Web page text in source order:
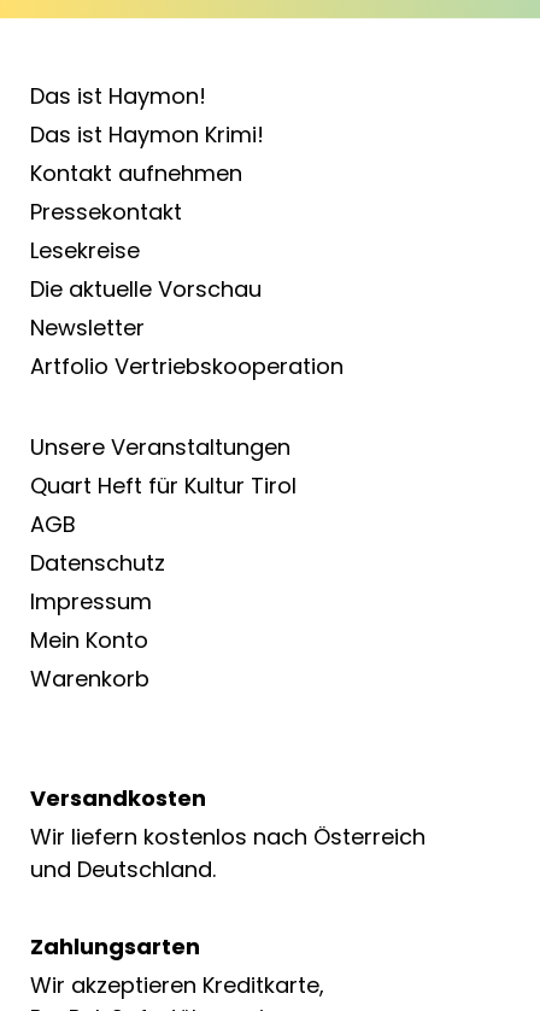
Das ist Haymon!
Das ist Haymon Krimi!
Kontakt aufnehmen
Pressekontakt
Lesekreise
Die aktuelle Vorschau
Newsletter
Artfolio Vertriebs­kooperation
Unsere Veranstaltungen
Quart Heft für Kultur Tirol
AGB
Datenschutz
Impressum
Mein Konto
Warenkorb
Versandkosten
Wir liefern kostenlos nach Österreich
und Deutschland.
Zahlungsarten
Wir akzeptieren Kreditkarte,